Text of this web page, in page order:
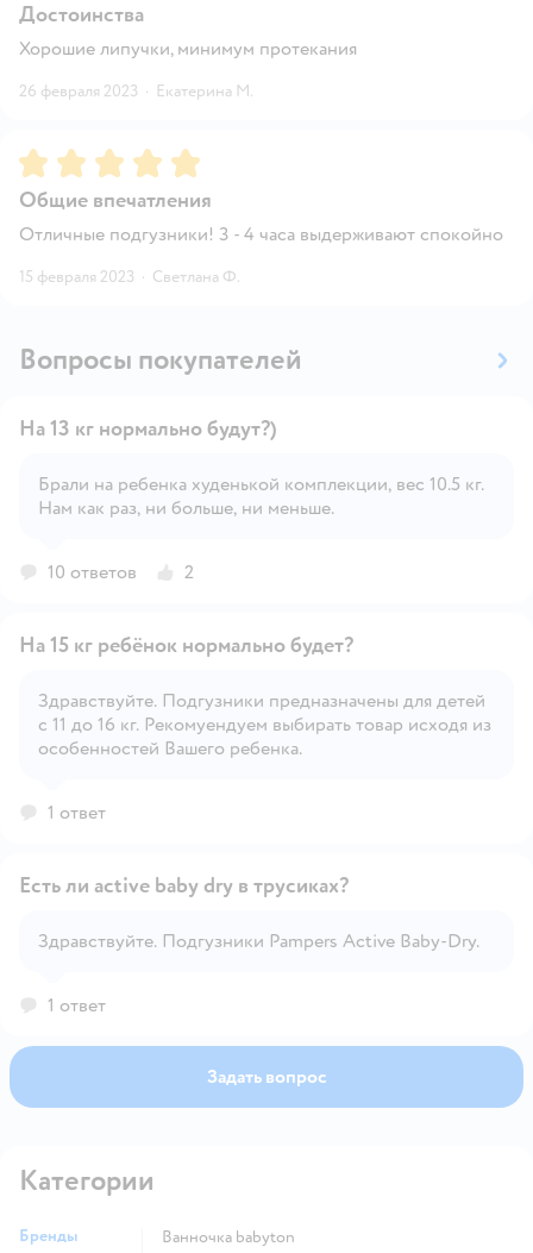
Достоинства
Хорошие липучки, минимум протекания
26 февраля 2023 · Екатерина М.
Рейтинг:5
Общие впечатления
Отличные подгузники! 3 - 4 часа выдерживают спокойно
15 февраля 2023 · Светлана Ф.
Вопросы покупателей
Открыть вопрос
На 13 кг нормально будут?)
Брали на ребенка худенькой комплекции, вес 10.5 кг.
Нам как раз, ни больше, ни меньше.
10 ответов 2
Открыть вопрос
На 15 кг ребёнок нормально будет?
Здравствуйте. Подгузники предназначены для детей
с 11 до 16 кг. Рекомуендуем выбирать товар исходя из
особенностей Вашего ребенка.
1 ответ
Открыть вопрос
Есть ли active baby dry в трусиках?
Здравствуйте. Подгузники Pampers Active Baby-Dry.
1 ответ
Задать вопрос
Категории
Бренды
ванночка babyton